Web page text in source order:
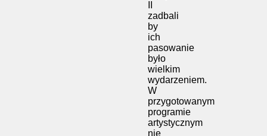
zadbali
by
ich
pasowanie
było
wielkim
wydarzeniem.
W
przygotowanym
programie
artystycznym
nie